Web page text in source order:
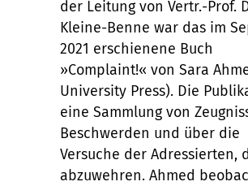
der Leitung von Vertr.-Prof.
Kleine-Benne war das im
2021 erschienene Buch
»Complaint!« von Sara
University Press). Die
eine Sammlung von
Beschwerden und über die
Versuche der Adressierten,
abzuwehren. Ahmed